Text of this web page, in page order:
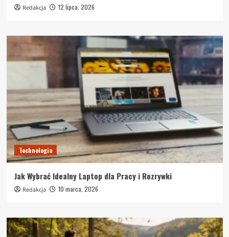
Redakcja 12 lipca, 2026
Technologia
Jak Wybrać Idealny Laptop dla Pracy i Rozrywki
Redakcja 10 marca, 2026